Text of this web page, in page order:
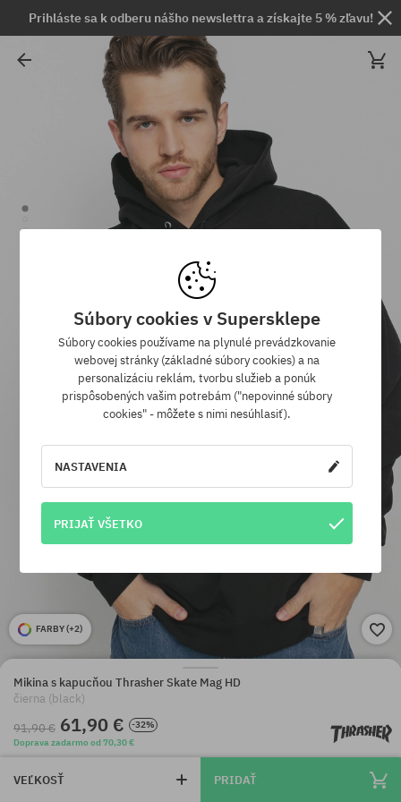
Prihláste sa k odberu nášho newslettra a získajte 5 % zľavu!
FARBY (+2)
Mikina s kapucňou Thrasher Skate Mag HD
čierna (black)
91,90 € 61,90 €
-32%
Doprava zadarmo od 70,30 €
VEĽKOSŤ PRIDAŤ
Súbory cookies v Supersklepe
Súbory cookies používame na plynulé prevádzkovanie
webovej stránky (základné súbory cookies) a na
personalizáciu reklám, tvorbu služieb a ponúk
prispôsobených vašim potrebám ("nepovinné súbory
cookies" - môžete s nimi nesúhlasiť).
NASTAVENIA
PRIJAŤ VŠETKO